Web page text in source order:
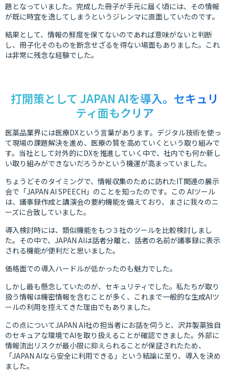
題となっていました。完成した冊子が手元に届く頃には、その情報
が既に時宜を逸してしまうというジレンマに直面していたのです。
結果として、情報の鮮度を保てないのであれば意味がないと判断
し、冊子化そのものを断念せざるを得ない場面もありました。これ
は非常に残念な経験でした。
打開策として JAPAN AIを導入。セキュリ
ティ面もクリア
医薬品業界には医療DXという言葉があります。デジタル技術を使っ
て現場の課題解決を進め、医療の質を高めていくという取り組みで
す。当社として対外的にDXを推進していく中で、社内でも何か新し
い取り組みができないだろうかという機運が高まっていました。
ちょうどそのタイミングで、情報収集のために訪れたIT関連の展示
会で「JAPAN AI SPEECH」のことを知ったのです。この AIツール
は、議事録作成と講演会の要約機能を備えており、まさに我々のニ
ーズに合致していました。
導入検討時には、類似機能をもつ３社のツールを比較検討しまし
た。その中で、JAPAN AIは話者分離と、話者の名前が議事録に表示
される機能が便利だと思いました。
価格面での導入ハードルが低かったのも魅力でした。
しかし最も懸念していたのが、セキュリティでした。私たちが取り
扱う情報は機密情報を含むことが多く、これまで一般的な生成AIツ
ールの利用を控えてきた理由でもありました。
この点についてJAPAN AI社の担当者にお話を伺うと、沢井製薬独自
のセキュアな環境でAIを取り扱えることが確認できました。外部に
情報流出リスクが最小限に抑えられることが保証されたため、
「JAPAN AIなら安全に利用できる」という結論に至り、導入を決め
ました。